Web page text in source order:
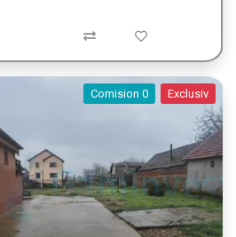
Comision 0 Exclusiv